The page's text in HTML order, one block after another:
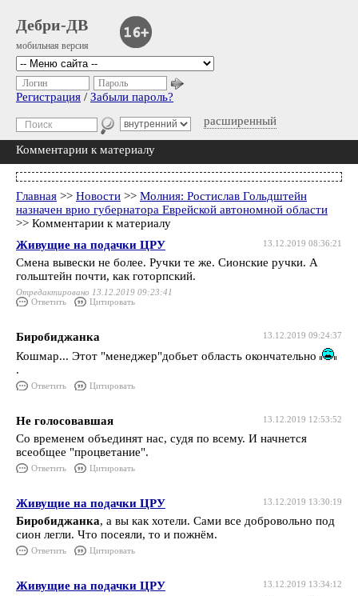
Дебри-ДВ
мобильная версия
расширенный
Логин Пароль
Регистрация / Забыли пароль?
Комментарии к материалу
Главная >> Новости >> Молния: Ростислав Гольдштейн
назначен врио губернатора Еврейской автономной области
>> Комментарии к материалу
13.12.2019 08:36:21
Живущие на подачки ЦРУ
Смена вывески не более. Ручки те же. Сионские ручки. А
гольштейн почти, как готорпский.
Отредактировано 13.12.2019 09:23:41
Ответить
Цитировать
13.12.2019 09:24:37
Биробиджанка
Кошмар... Этот "менеджер"добьет область окончательно
.
Ответить Цитировать
13.12.2019 12:53:52
Не голосовавшая
Со временем объединят нас, судя по всему. И начнется
всеобщее "процветание".
Ответить Цитировать
13.12.2019 13:30:19
Живущие на подачки ЦРУ
Биробиджанка, а вы как хотели. Сами все добровольно под
сион легли. Что посеяли, то и пожнём.
Ответить Цитировать
13.12.2019 13:34:12
Живущие на подачки ЦРУ